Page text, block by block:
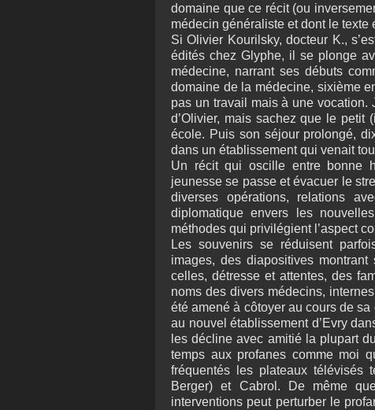
domaine que ce récit (ou
médecin généraliste et dont le texte
Si Olivier Kourilsky, docteur K.,
édités chez Glyphe, il se plonge
médecine, narrant ses débuts
domaine de la médecine, sixième
pas un travail mais à une
d’Olivier, mais sachez que le
école. Puis son séjour prolongé,
dans un établissement qui venait
Un récit qui oscille entre bonne
jeunesse se passe et évacuer le
diverses opérations, relations
diplomatique envers les
méthodes qui privilégient l’aspect
Les souvenirs se réduisent
images, des diapositives
celles, détresse et attentes, des
noms des divers médecins,
été amené à côtoyer au cours de
au nouvel établissement d’Evry
les décline avec amitié la plupart
temps aux profanes comme moi
fréquentés les plateaux télévisés
Berger) et Cabrol. De même
interventions peut perturber le